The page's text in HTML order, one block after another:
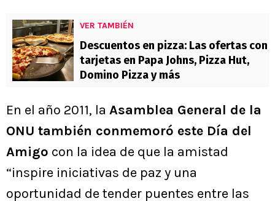
VER TAMBIÉN
Descuentos en pizza: Las ofertas con
tarjetas en Papa Johns, Pizza Hut,
Domino Pizza y más
En el año 2011, la Asamblea General de la
ONU también conmemoró este Día del
Amigo con la idea de que la amistad
“inspire iniciativas de paz y una
oportunidad de tender puentes entre las